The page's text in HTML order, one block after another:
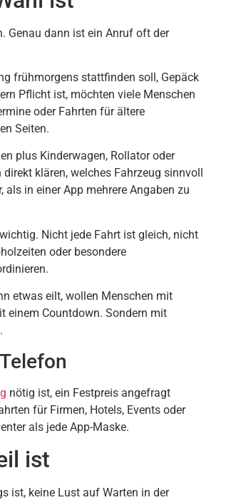
Genau dann ist ein Anruf oft der
frühmorgens stattfinden soll, Gepäck
Pflicht ist, möchten viele Menschen
oder Fahrten für ältere
Seiten.
plus Kinderwagen, Rollator oder
klären, welches Fahrzeug sinnvoll
in einer App mehrere Angaben zu
Nicht jede Fahrt ist gleich, nicht
oder besondere
etwas eilt, wollen Menschen mit
einem Countdown. Sondern mit
nötig ist, ein Festpreis angefragt
für Firmen, Hotels, Events oder
als jede App-Maske.
ist
ist, keine Lust auf Warten in der